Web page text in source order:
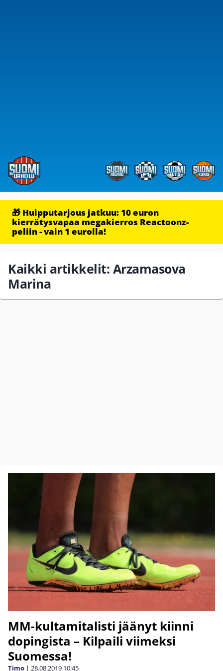
🎁 Huipputarjous jatkuu: 10 euron
kierrätysvapaa megakierros Reactoonz-
peliin - vain 1 eurolla!
Kaikki artikkelit: Arzamasova
Marina
MM-kultamitalisti jäänyt kiinni
dopingista – Kilpaili viimeksi
Suomessa!
Timo | 28.08.2019 10:45